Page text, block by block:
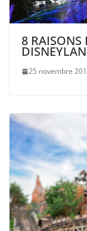
8 RAISONS
25 novembre